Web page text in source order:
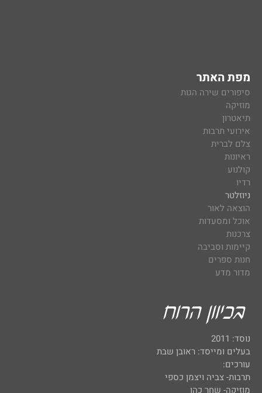
מפת האתר
סיפורים שירה הגות
מוזיקה
תיאטרון
אירועי תרבות
צלם לברית
ראיונות
קולנוע
רדיו
ניוזלטר
הוצאה לאור
אוכל ומסעדות
צרכנות
קיימות וסביבה
חנות ספרים
מדור מדע
נוסד: 2011
בעלים ומייסד: ראובן שבת
עורכים:
תרבות- צביה ויצמן כספי
מוזיקה- שחר כהן